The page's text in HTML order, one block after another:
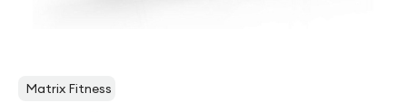
Matrix Fitness